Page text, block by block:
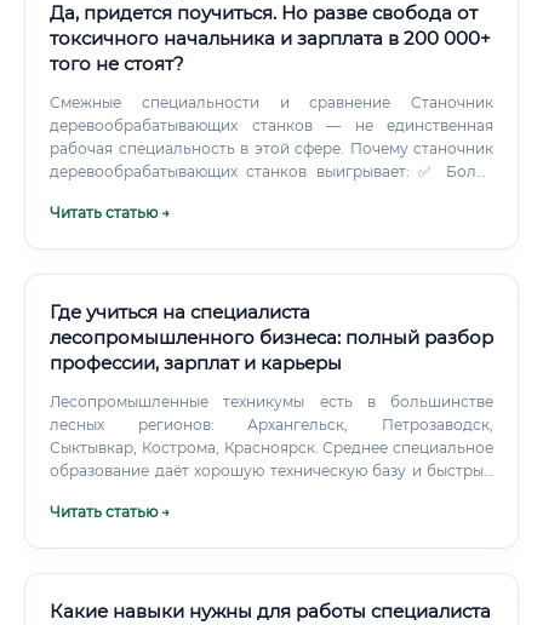
Да, придется поучиться. Но разве свобода от
токсичного начальника и зарплата в 200 000+
того не стоят?
Смежные специальности и сравнение Станочник
деревообрабатывающих станков — не единственная
рабочая специальность в этой сфере. Почему станочник
деревообрабатывающих станков выигрывает: ✅ Более
(столяр, сборщик) ✅ Меньший порог входа, чем у
знаете, к чему стремиться ✅ Возможность перейти на
ЧПУ — расширить компетенции без смены отрасли ✅
Востребованность в самых разных отраслях — от мебели
до строительства Востребованность профессии сейчас и
в будущем ⚡ Деревообрабатывающая промышленность
— одна из системообразующих отраслей российской
экономики. Россия занимает одно из первых мест в мире
по запасам лесных ресурсов, и внутренняя переработка
Читать статью →
Где учиться на специалиста
лесопромышленного бизнеса: полный разбор
профессии, зарплат и карьеры
Лесопромышленные техникумы есть в большинстве
лесных регионов: Архангельск, Петрозаводск,
Сыктывкар, Кострома, Красноярск. Среднее специальное
образование даёт хорошую техническую базу и быстрый
Читать статью →
Какие навыки нужны для работы специалиста